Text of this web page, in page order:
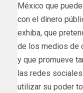
México que
con el dinero
exhiba, que
de los medios de
y que promueve
las redes
utilizar su poder